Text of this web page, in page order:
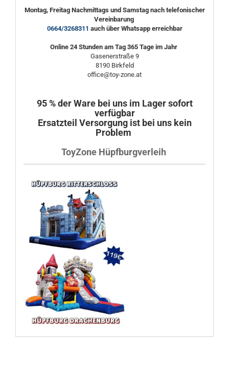
Montag, Freitag Nachmittags und Samstag nach telefonischer
Vereinbarung
0664/3268311 auch über Whatsapp erreichbar
Online 24 Stunden am Tag 365 Tage im Jahr
Gasenerstraße 9
8190 Birkfeld
office@toy-zone.at
95 % der Ware bei uns im Lager sofort
verfügbar
Ersatzteil Versorgung ist bei uns kein
Problem
ToyZone Hüpfburgverleih